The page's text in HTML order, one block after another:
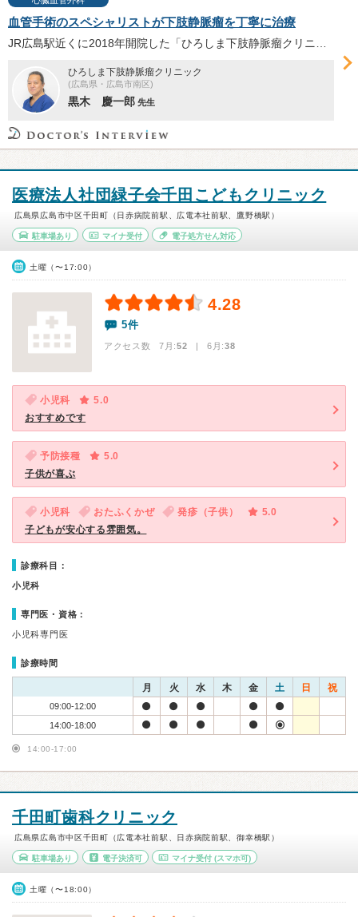
血管手術のスペシャリストが下肢静脈瘤を丁寧に治療
ひろしま下肢静脈瘤クリニック
(広島県・広島市南区)
黒木 慶一郎 先生
医療法人社団緑子会千田こどもクリニック
広島県広島市中区千田町（日赤病院前駅、広電本社前駅、鷹野橋駅）
駐車場あり マイナ受付 電子処方せん対応
土曜（〜17:00）
4.28
5件
アクセス数 7月:52 | 6月:38
小児科
5.0
おすすめです
予防接種
5.0
子供が喜ぶ
小児科 おたふくかぜ 発疹（子供）
5.0
子どもが安心する雰囲気。
診療科目：
小児科
専門医・資格：
小児科専門医
診療時間
月 火 水 木 金 土 日 祝
09:00-12:00
14:00-18:00
14:00-17:00
千田町歯科クリニック
広島県広島市中区千田町（広電本社前駅、日赤病院前駅、御幸橋駅）
駐車場あり 電子決済可 マイナ受付 (スマホ可)
土曜（〜18:00）